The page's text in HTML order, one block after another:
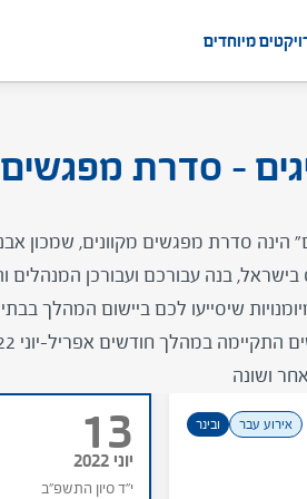
מיוחדים
- סדרת
הינה סדרת מפגשים מקוונים, שמכון
בנה עבורכם ועבורכן המנהלים
שיסייעו לכם ביישום המהלך
ושונה
אירוע עבר ובינר 13
יוני 2022
י"ד סיון התשפ"ב
הניהולית?